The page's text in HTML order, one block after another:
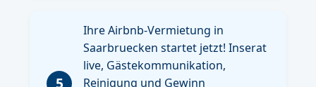
5
Ihre Airbnb-Vermietung in
Saarbruecken startet jetzt! Inserat
live, Gästekommunikation,
Reinigung und Gewinn